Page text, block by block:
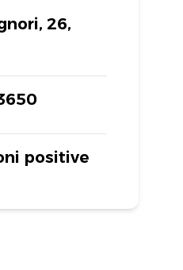
26,
positive